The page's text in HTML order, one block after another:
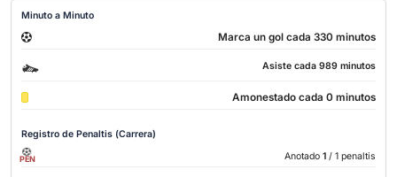
Minuto a Minuto
Marca un gol cada 330 minutos
Asiste cada 989 minutos
Amonestado cada 0 minutos
Registro de Penaltis (Carrera)
PEN Anotado 1 / 1 penaltis